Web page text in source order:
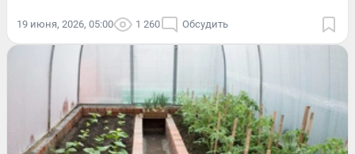
19 июня, 2026, 05:00 1 260 Обсудить